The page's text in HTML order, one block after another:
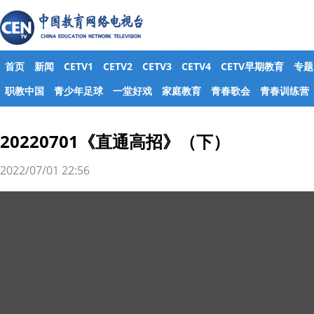
首页 新闻 CETV1 CETV2 CETV3 CETV4 CETV早期教育
专题
职教中国
青少年足球 一堂好戏 家庭教育 青春歌会 青春训练营
20220701《直通高招》（下）
2022/07/01 22:56